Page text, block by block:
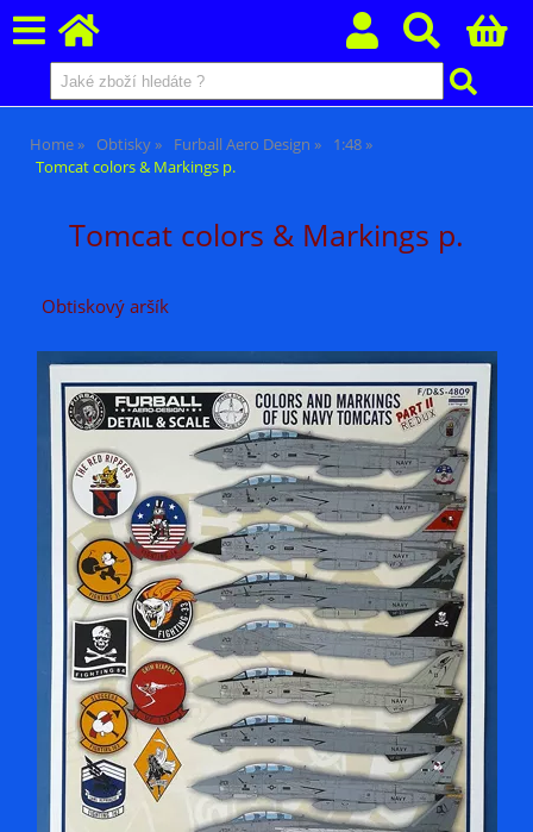
Home Obtisky Furball Aero Design
1:48
Tomcat colors & Markings p.
Tomcat colors & Markings p.
Obtiskový aršík